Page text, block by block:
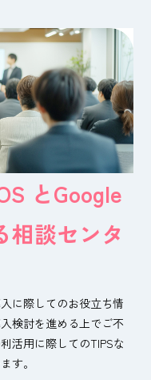
とGoogle
相談センタ
に際してのお役立ち情
検討を進める上でご不
活用に際してのTIPSな
す。